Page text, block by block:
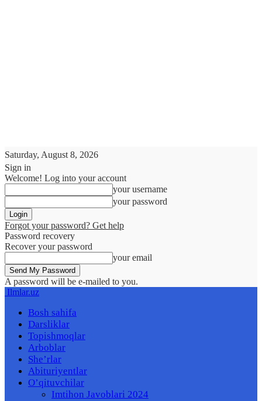
Saturday, August 8, 2026
Sign in
Welcome! Log into your account
your username
your password
Forgot your password? Get help
Password recovery
Recover your password
your email
A password will be e-mailed to you.
Ilmlar.uz
Bosh sahifa
Darsliklar
Topishmoqlar
Arboblar
She’rlar
Abituriyentlar
O’qituvchilar
Imtihon Javoblari 2024